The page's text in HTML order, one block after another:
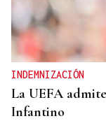
INDEMNIZACIÓN
La UEFA
Infantino